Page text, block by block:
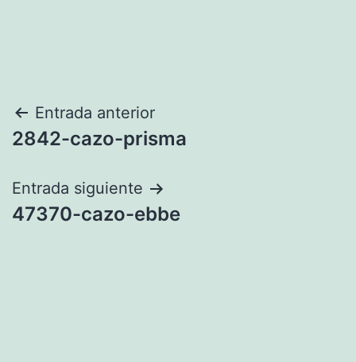
Navegación
de
entradas
Entrada anterior
2842-cazo-prisma
Entrada siguiente
47370-cazo-ebbe